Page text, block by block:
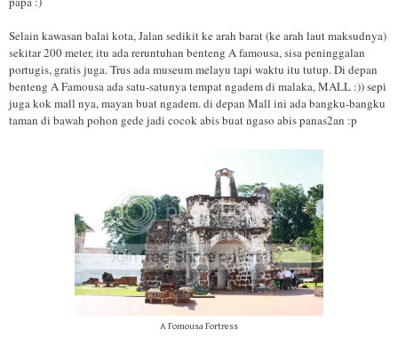
Selain kawasan balai kota, Jalan sedikit ke arah barat (ke arah laut maksudnya)
sekitar 200 meter, itu ada reruntuhan benteng A famousa, sisa peninggalan
portugis, gratis juga. Trus ada museum melayu tapi waktu itu tutup. Di depan
benteng A Famousa ada satu-satunya tempat ngadem di malaka, MALL :)) sepi
juga kok mall nya, mayan buat ngadem. di depan Mall ini ada bangku-bangku
taman di bawah pohon gede jadi cocok abis buat ngaso abis panas2an :p
A Fomousa Fortress